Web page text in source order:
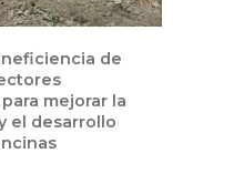
de
mejorar la
el desarrollo